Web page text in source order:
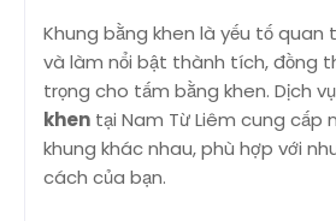
Khung bằng khen là yếu tố quan
và làm nổi bật thành tích, đồng
trọng cho tấm bằng khen. Dịch vụ
khen tại Nam Từ Liêm cung cấp
khung khác nhau, phù hợp với
cách của bạn.